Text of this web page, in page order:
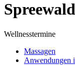
Wellnesstermine
Massagen
Anwendungen